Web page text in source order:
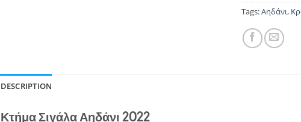
Tags:Αηδάνι,
DESCRIPTION
Κτήμα Σιγάλα Αηδάνι 2022